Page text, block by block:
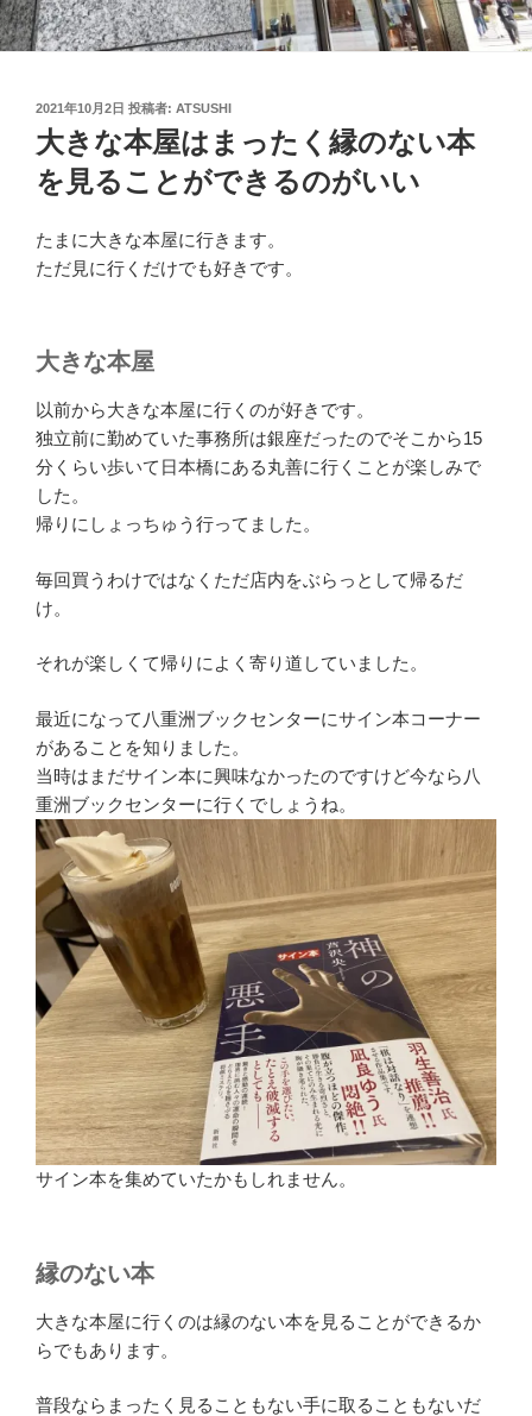
投
日:
2021年10月2日 投稿者: ATSUSHI
大きな本屋はまったく縁のない本
を見ることができるのがいい
たまに大きな本屋に行きます。
ただ見に行くだけでも好きです。
大きな本屋
以前から大きな本屋に行くのが好きです。
独立前に勤めていた事務所は銀座だったのでそこから15
分くらい歩いて日本橋にある丸善に行くことが楽しみで
した。
帰りにしょっちゅう行ってました。
毎回買うわけではなくただ店内をぶらっとして帰るだ
け。
それが楽しくて帰りによく寄り道していました。
最近になって八重洲ブックセンターにサイン本コーナー
があることを知りました。
当時はまだサイン本に興味なかったのですけど今なら八
重洲ブックセンターに行くでしょうね。
サイン本を集めていたかもしれません。
縁のない本
大きな本屋に行くのは縁のない本を見ることができるか
らでもあります。
普段ならまったく見ることもない手に取ることもないだ